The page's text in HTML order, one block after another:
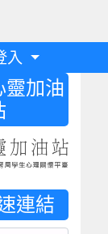
入
靈加油
連結